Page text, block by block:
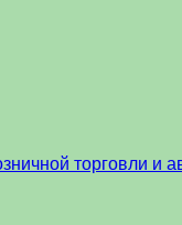
торговли и